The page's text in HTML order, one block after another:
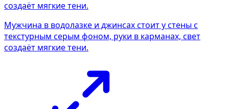
Мужчина в водолазке и джинсах стоит у стены с
текстурным серым фоном, руки в карманах, свет
создаёт мягкие тени.